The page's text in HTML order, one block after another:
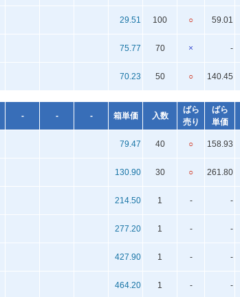
29.51 100 ○ 59.01
75.77 70 × -
70.23 50 ○ 140.45
- - - 箱単価 入数
ばら
売り
ばら
単価
79.47 40 ○ 158.93
130.90 30 ○ 261.80
214.50 1 - -
277.20 1 - -
427.90 1 - -
464.20 1 - -